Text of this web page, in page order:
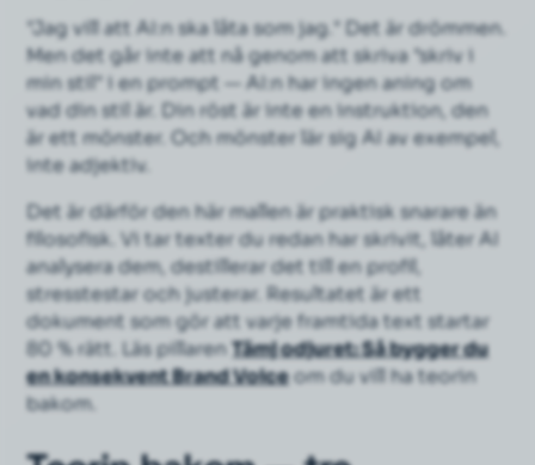
"Jag vill att AI:n ska låta som jag." Det är drömmen.
Men det går inte att nå genom att skriva "skriv i
min stil" i en prompt — AI:n har ingen aning om
vad din stil är. Din röst är inte en instruktion, den
är ett mönster. Och mönster lär sig AI av exempel,
inte adjektiv.
Det är därför den här mallen är praktisk snarare än
filosofisk. Vi tar texter du redan har skrivit, låter AI
analysera dem, destillerar det till en profil,
stresstestar och justerar. Resultatet är ett
dokument som gör att varje framtida text startar
80 % rätt. Läs pillarenTämj odjuret: Så bygger du
en konsekvent Brand Voiceom du vill ha teorin
bakom.